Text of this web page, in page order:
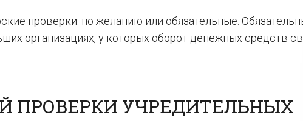
проверки: по желанию или обязательные.
организациях, у которых оборот денежных средств
ПРОВЕРКИ УЧРЕДИТЕЛЬНЫХ